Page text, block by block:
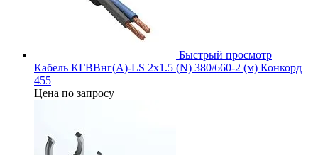
Быстрый просмотр
Кабель КГВВнг(А)-LS 2х1.5 (N) 380/660-2 (м) Конкорд
455
Цена по запросу